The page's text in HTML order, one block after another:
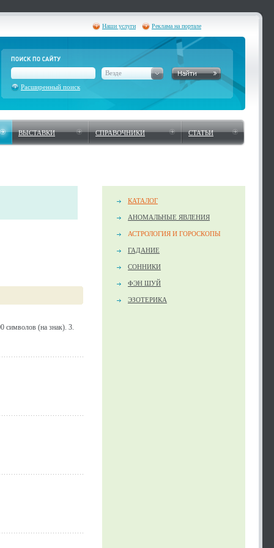
Наши услуги Реклама на портале
Везде
Расширенный поиск
ВЫСТАВКИ СПРАВОЧНИКИ СТАТЬИ
КАТАЛОГ
АНОМАЛЬНЫЕ ЯВЛЕНИЯ
АСТРОЛОГИЯ И ГОРОСКОПЫ
ГАДАНИЕ
СОННИКИ
ФЭН ШУЙ
ЭЗОТЕРИКА
символов (на знак). 3.